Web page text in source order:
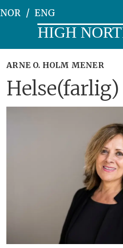
NOR ENG
HIGH
ARNE O. HOLM MENER